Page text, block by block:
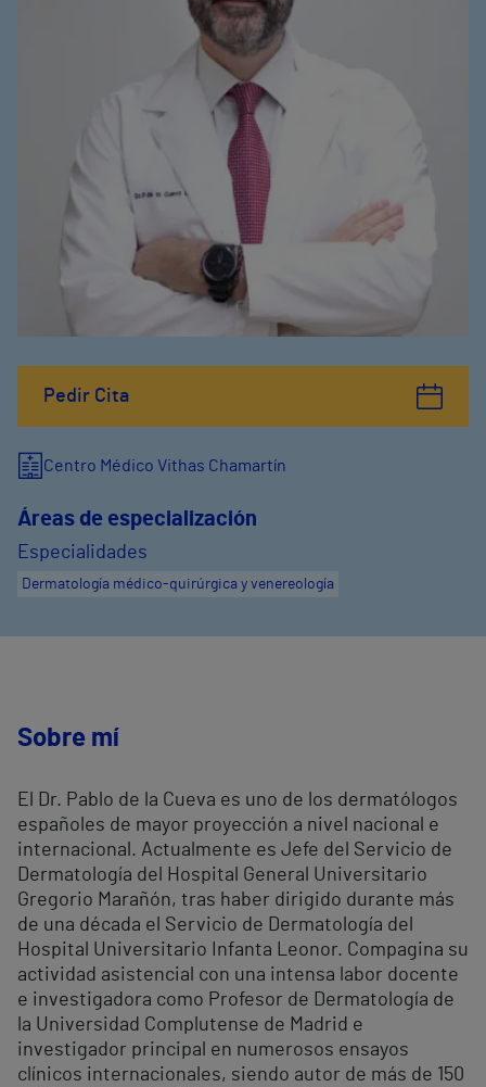
Pedir Cita
Centro Médico Vithas Chamartín
Áreas de especialización
Especialidades
Dermatología médico-quirúrgica y venereología
Sobre mí
El Dr. Pablo de la Cueva es uno de los dermatólogos
españoles de mayor proyección a nivel nacional e
internacional. Actualmente es Jefe del Servicio de
Dermatología del Hospital General Universitario
Gregorio Marañón, tras haber dirigido durante más
de una década el Servicio de Dermatología del
Hospital Universitario Infanta Leonor. Compagina su
actividad asistencial con una intensa labor docente
e investigadora como Profesor de Dermatología de
la Universidad Complutense de Madrid e
investigador principal en numerosos ensayos
clínicos internacionales, siendo autor de más de 150